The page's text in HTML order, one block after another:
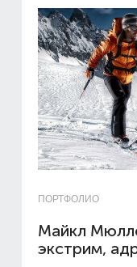
ПОРТФОЛИО
Майкл
экстрим,